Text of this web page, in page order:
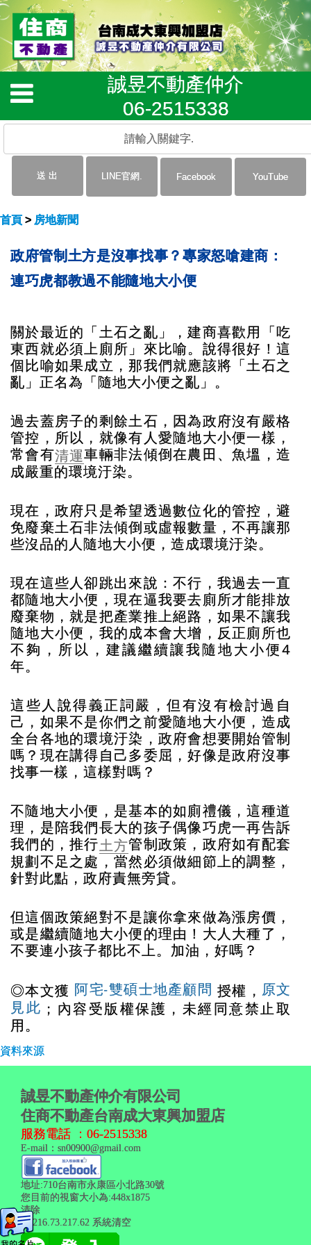
誠昱不動產仲介
06-2515338
首頁 > 房地新聞
政府管制土方是沒事找事？專家怒嗆建商：
連巧虎都教過不能隨地大小便
關於最近的「土石之亂」，建商喜歡用「吃
東西就必須上廁所」來比喻。說得很好！這
個比喻如果成立，那我們就應該將「土石之
亂」正名為「隨地大小便之亂」。
過去蓋房子的剩餘土石，因為政府沒有嚴格
管控，所以，就像有人愛隨地大小便一樣，
常會有清運車輛非法傾倒在農田、魚塭，造
成嚴重的環境汙染。
現在，政府只是希望透過數位化的管控，避
免廢棄土石非法傾倒或虛報數量，不再讓那
些沒品的人隨地大小便，造成環境汙染。
現在這些人卻跳出來說：不行，我過去一直
都隨地大小便，現在逼我要去廁所才能排放
廢棄物，就是把產業推上絕路，如果不讓我
隨地大小便，我的成本會大增，反正廁所也
不夠，所以，建議繼續讓我隨地大小便4
年。
這些人說得義正詞嚴，但有沒有檢討過自
己，如果不是你們之前愛隨地大小便，造成
全台各地的環境汙染，政府會想要開始管制
嗎？現在講得自己多委屈，好像是政府沒事
找事一樣，這樣對嗎？
不隨地大小便，是基本的如廁禮儀，這種道
理，是陪我們長大的孩子偶像巧虎一再告訴
我們的，推行土方管制政策，政府如有配套
規劃不足之處，當然必須做細節上的調整，
針對此點，政府責無旁貸。
但這個政策絕對不是讓你拿來做為漲房價，
或是繼續隨地大小便的理由！大人大種了，
不要連小孩子都比不上。加油，好嗎？
◎本文獲 阿宅-雙碩士地產顧問 授權， 原文
見此 ；內容受版權保護，未經同意禁止取
用。
資料來源
誠昱不動產仲介有限公司
住商不動產台南成大東興加盟店
服務電話 ： 06-2515338
E-mail： sn00900@gmail.com
地址:710台南市永康區小北路30號
您目前的視窗大小為:448x1875
清除
IP:216.73.217.62 系統清空